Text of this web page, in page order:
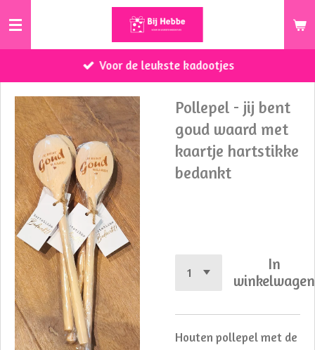
Ga
de
hoofdinhoud
Voor de leukste kadootjes
Pollepel - jij bent
goud waard met
kaartje hartstikke
bedankt
In
winkelwagen
Houten pollepel met de